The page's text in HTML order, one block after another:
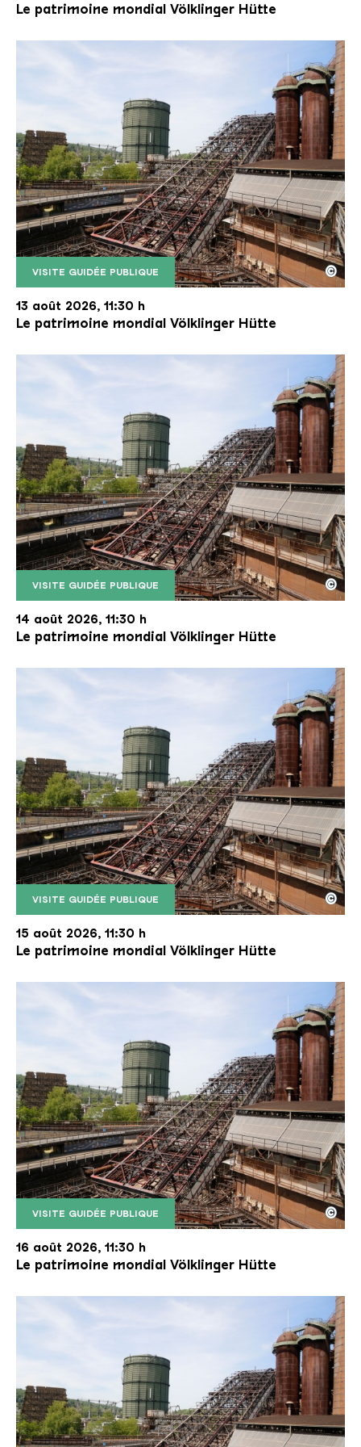
Le patrimoine mondial Völklinger Hütte
VISITE GUIDÉE PUBLIQUE
Le monte-charge incliné de la Völklinger Hütte
Copyright: Weltkulturerbe Völklinger Hütte | Karl
©
13 août 2026, 11:30 h
Le patrimoine mondial Völklinger Hütte
VISITE GUIDÉE PUBLIQUE
Le monte-charge incliné de la Völklinger Hütte
Copyright: Weltkulturerbe Völklinger Hütte | Karl
©
14 août 2026, 11:30 h
Le patrimoine mondial Völklinger Hütte
VISITE GUIDÉE PUBLIQUE
Le monte-charge incliné de la Völklinger Hütte
Copyright: Weltkulturerbe Völklinger Hütte | Karl
©
15 août 2026, 11:30 h
Le patrimoine mondial Völklinger Hütte
VISITE GUIDÉE PUBLIQUE
Le monte-charge incliné de la Völklinger Hütte
Copyright: Weltkulturerbe Völklinger Hütte | Karl
©
16 août 2026, 11:30 h
Le patrimoine mondial Völklinger Hütte